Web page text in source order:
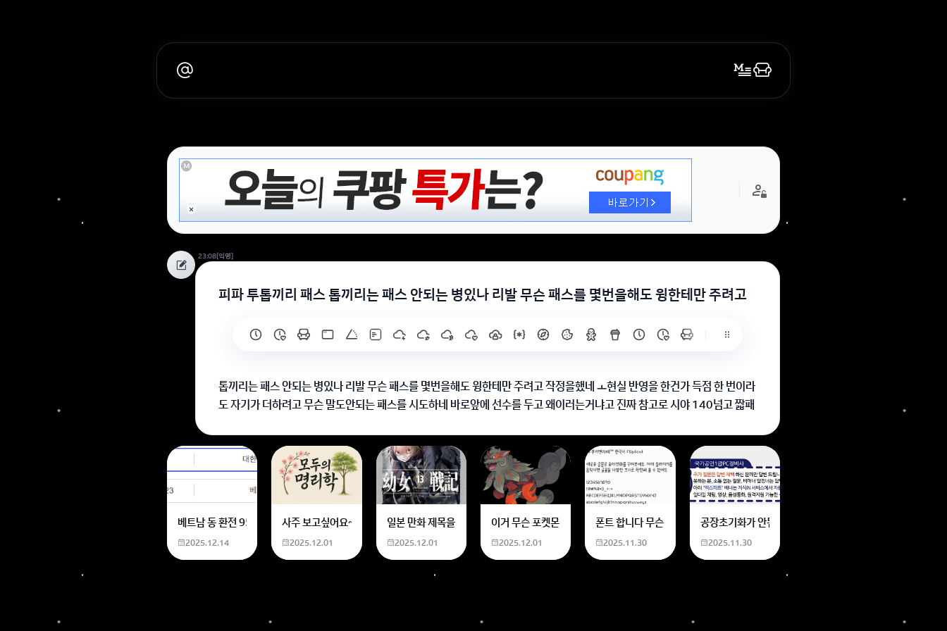
23:08[익명]
피파 투톱끼리 패스 톱끼리는 패스 안되는 병있나 리발 무슨 패스를 몇번을해도 윙한테만 주려고
톱끼리는 패스 안되는 병있나 리발 무슨 패스를 몇번을해도 윙한테만 주려고 작정을했네 ㅗ현실 반영을 한건가 득점 한 번이라
도 자기가 더하려고 무슨 말도안되는 패스를 시도하네 바로앞에 선수를 두고 왜이러는거냐고 진짜 참고로 시야 140넘고 짧패
회원가입 혹은 광고 [X]를 누르면 내용이 보입니다
베트남 동 환전 950,000원동 한화 계산할때0하나 빼고 나누기 2하면 되는거 아닌가요??제가 알고 있는거랑
2025.12.14
사주 보고싶어요~ 사주 보고 싶은데 어디서 봐야할 지모르겠어요여자 양력 2007 04 06
2025.12.01
일본 만화 제목을 찾습니다 - 비행 마법 저격 여자 기억하기로는 위의 내용에 있는 일본 만화 제목을 찾습니다. 만화의 내용은
2025.12.01
이거 무슨 포켓몬이에요? 신기하네요
2025.12.01
폰트 합니다 무슨 폰트인지 알려주세요
2025.11.30
공장초기화가 안됩니다 제가 볼륨 아래버튼이랑 전원버튼
2025.11.30